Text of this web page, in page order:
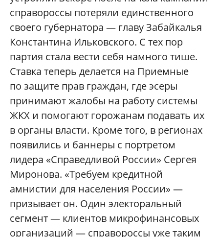
справороссы потеряли единственного
своего губернатора — главу Забайкалья
Константина Ильковского. С тех пор
партия стала вести себя намного тише.
Ставка теперь делается на Приемные
по защите прав граждан, где эсеры
принимают жалобы на работу системы
ЖКХ и помогают горожанам подавать их
в органы власти. Кроме того, в регионах
появились и баннеры с портретом
лидера «Справедливой России» Сергея
Миронова. «Требуем кредитной
амнистии для населения России» —
призывает он. Один электоральный
сегмент — клиентов микрофинансовых
организаций — справороссы уже таким